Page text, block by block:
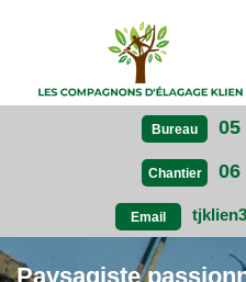
Bureau 05
Chantier 06
Email
Paysagiste